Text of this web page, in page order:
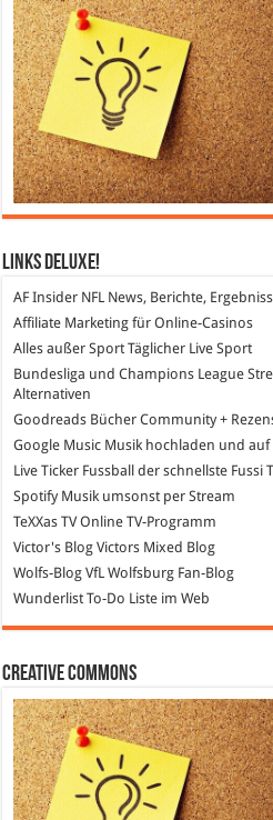
Links DeLuXe!
AF Insider NFL News, Berichte,
Affiliate Marketing für Online-Casinos
Alles außer SportTäglicher Live Sport
Bundesliga und Champions League
Alternativen
Goodreads Bücher Community +
Google Music Musik hochladen und
Live Ticker Fussball
der schnellste Fussi
SpotifyMusik umsonst per Stream
TeXXas TVOnline TV-Programm
Victor's Blog Victors Mixed Blog
Wolfs-Blog VfL Wolfsburg Fan-Blog
WunderlistTo-Do Liste im Web
Creative Commons